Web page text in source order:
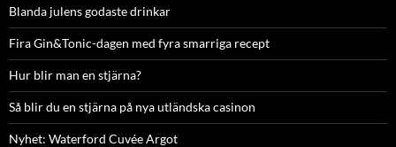
Blanda julens godaste drinkar
Fira Gin&Tonic-dagen med fyra smarriga recept
Hur blir man en stjärna?
Så blir du en stjärna på nya utländska casinon
Nyhet: Waterford Cuvée Argot